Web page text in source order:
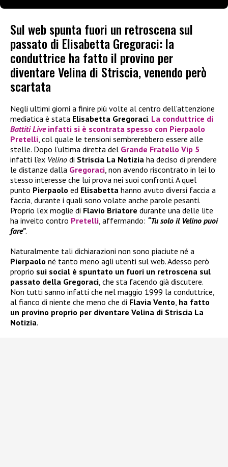
Sul web spunta fuori un retroscena sul
passato di Elisabetta Gregoraci: la
conduttrice ha fatto il provino per
diventare Velina di Striscia, venendo però
scartata
Negli ultimi giorni a finire più volte al centro dell’attenzione
mediatica è stata Elisabetta Gregoraci. La conduttrice di
Battiti Liveinfatti si è scontrata spesso con Pierpaolo
Pretelli, col quale le tensioni sembrerebbero essere alle
stelle. Dopo l’ultima diretta del Grande Fratello Vip 5
infatti l’ex Velino di Striscia La Notizia ha deciso di prendere
le distanze dalla Gregoraci, non avendo riscontrato in lei lo
stesso interesse che lui prova nei suoi confronti. A quel
punto Pierpaolo ed Elisabetta hanno avuto diversi faccia a
faccia, durante i quali sono volate anche parole pesanti.
Proprio l’ex moglie di Flavio Briatore durante una delle lite
ha inveito contro Pretelli, affermando: “Tu solo il Velino puoi
fare”.
Naturalmente tali dichiarazioni non sono piaciute né a
Pierpaolo né tanto meno agli utenti sul web. Adesso però
proprio sui social è spuntato un fuori un retroscena sul
passato della Gregoraci, che sta facendo già discutere.
Non tutti sanno infatti che nel maggio 1999 la conduttrice,
al fianco di niente che meno che di Flavia Vento, ha fatto
un provino proprio per diventare Velina di Striscia La
Notizia.